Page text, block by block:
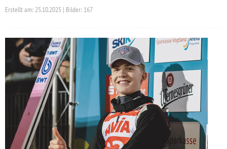
Erstellt am: 25.10.2025 | Bilder: 167